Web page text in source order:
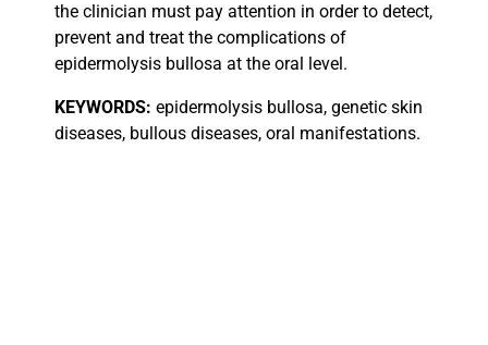
the clinician must pay attention in order to detect,
prevent and treat the complications of
epidermolysis bullosa at the oral level.
KEYWORDS: epidermolysis bullosa, genetic skin
diseases, bullous diseases, oral manifestations.